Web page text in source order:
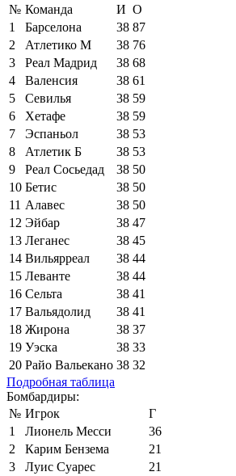
№ Команда И О
1
Барселона 38 87
2
Атлетико М 38 76
3
Реал Мадрид 38 68
4
Валенсия 38 61
5
Севилья 38 59
6
Хетафе 38 59
7
Эспаньол 38 53
8
Атлетик Б 38 53
9
Реал Сосьедад 38 50
10 Бетис 38 50
11 Алавес 38 50
12 Эйбар 38 47
13 Леганес 38 45
14 Вильярреал 38 44
15 Леванте 38 44
16 Сельта 38 41
17 Вальядолид 38 41
18 Жирона 38 37
19 Уэска 38 33
20 Райо Вальекано 38 32
Подробная таблица
Бомбардиры:
№ Игрок
Г
1
Лионель Месси
36
2
Карим Бензема
21
3
Луис Суарес
21